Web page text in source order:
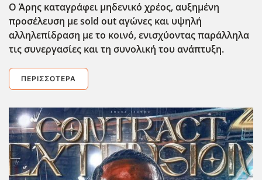
Ο Άρης καταγράφει μηδενικό χρέος, αυξημένη
προσέλευση με sold outαγώνες και υψηλή
αλληλεπίδραση με το κοινό, ενισχύοντας παράλληλα
τις συνεργασίες και τη συνολική του ανάπτυξη.
ΠΕΡΙΣΣΌΤΕΡΑ